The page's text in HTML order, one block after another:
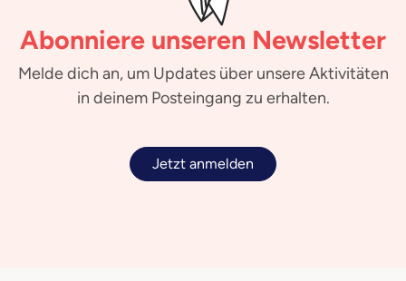
Abonniere unseren Newsletter
Melde dich an, um Updates über unsere Aktivitäten
in deinem Posteingang zu erhalten.
Jetzt anmelden